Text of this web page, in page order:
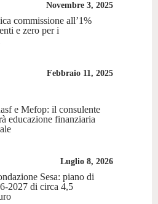
Novembre 3, 2025
commissione all’1%
e zero per i
Febbraio 11, 2025
e Mefop: il consulente
educazione finanziaria
Luglio 8, 2026
Sesa: piano di
2027 di circa 4,5